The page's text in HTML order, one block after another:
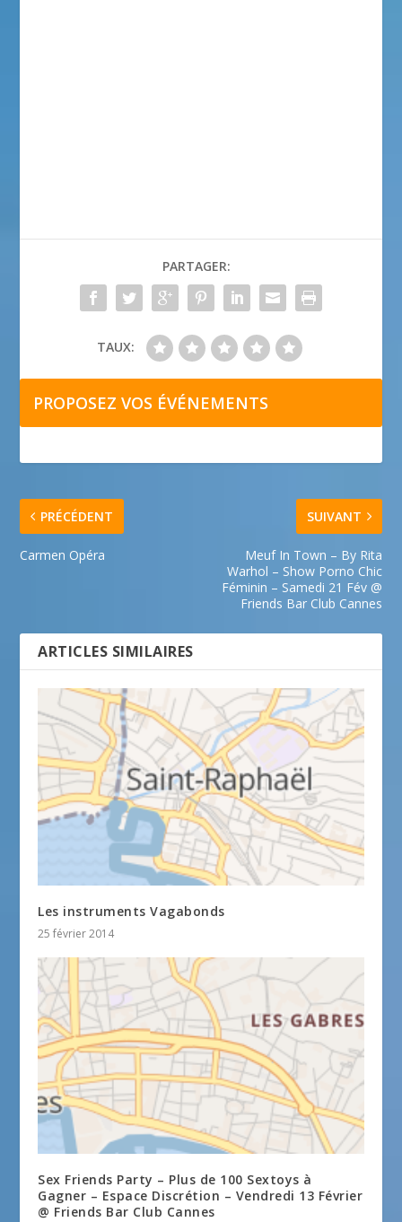
PARTAGER:
TAUX:
PROPOSEZ VOS ÉVÉNEMENTS
PRÉCÉDENT
Carmen Opéra
SUIVANT
Meuf In Town – By Rita
Warhol – Show Porno Chic
Féminin – Samedi 21 Fév @
Friends Bar Club Cannes
ARTICLES SIMILAIRES
Les instruments Vagabonds
25 février 2014
Sex Friends Party – Plus de 100 Sextoys à
Gagner – Espace Discrétion – Vendredi 13 Février
@ Friends Bar Club Cannes